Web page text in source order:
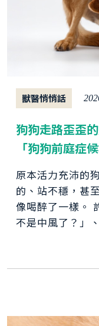
獸醫悄悄話
狗狗走路歪歪
「狗狗前庭症
原本活力充沛的
的、站不穩，甚
像喝醉了一樣。
不是中風了？」
（Vestibular
人類「前庭神經
關保健營養素，